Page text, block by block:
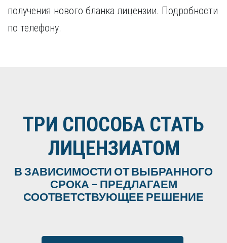
получения нового бланка лицензии. Подробности
по телефону.
ТРИ СПОСОБА СТАТЬ
ЛИЦЕНЗИАТОМ
В ЗАВИСИМОСТИ ОТ ВЫБРАННОГО
СРОКА – ПРЕДЛАГАЕМ
СООТВЕТСТВУЮЩЕЕ РЕШЕНИЕ